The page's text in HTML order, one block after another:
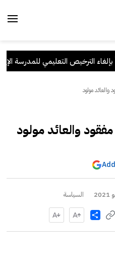
الترخيص التعليمي للمدرسة
مولود
والعائد مولود
السياسة
Share